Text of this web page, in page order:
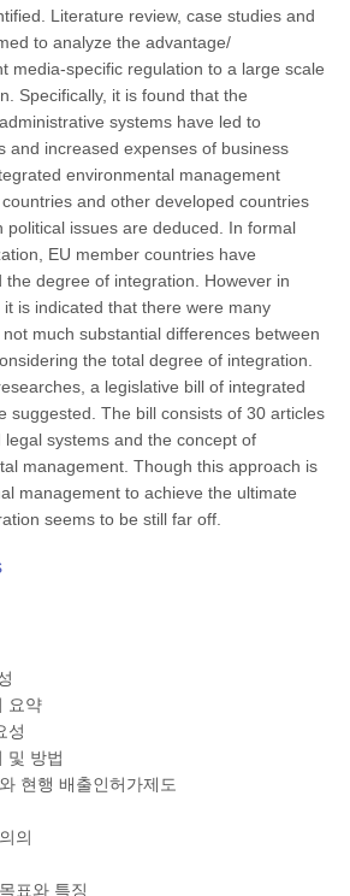
Literature review, case studies and
to analyze the advantage/
media-specific regulation to a large scale
Specifically, it is found that the
systems have led to
and increased expenses of business
environmental management
and other developed countries
political issues are deduced. In formal
EU member countries have
the degree of integration. However in
is indicated that there were many
much substantial differences between
the total degree of integration.
a legislative bill of integrated
suggested. The bill consists of 30 articles
systems and the concept of
management. Though this approach is
management to achieve the ultimate
seems to be still far off.
요약
성
및 방법
현행 배출인허가제도
의
표와 특징